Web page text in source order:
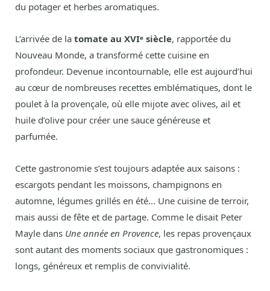
du potager et herbes aromatiques.
L’arrivée de la tomate au XVIᵉ siècle, rapportée du
Nouveau Monde, a transformé cette cuisine en
profondeur. Devenue incontournable, elle est aujourd’hui
au cœur de nombreuses recettes emblématiques, dont le
poulet à la provençale, où elle mijote avec olives, ail et
huile d’olive pour créer une sauce généreuse et
parfumée.
Cette gastronomie s’est toujours adaptée aux saisons :
escargots pendant les moissons, champignons en
automne, légumes grillés en été… Une cuisine de terroir,
mais aussi de fête et de partage. Comme le disait Peter
Mayle dans Une année en Provence, les repas provençaux
sont autant des moments sociaux que gastronomiques :
longs, généreux et remplis de convivialité.